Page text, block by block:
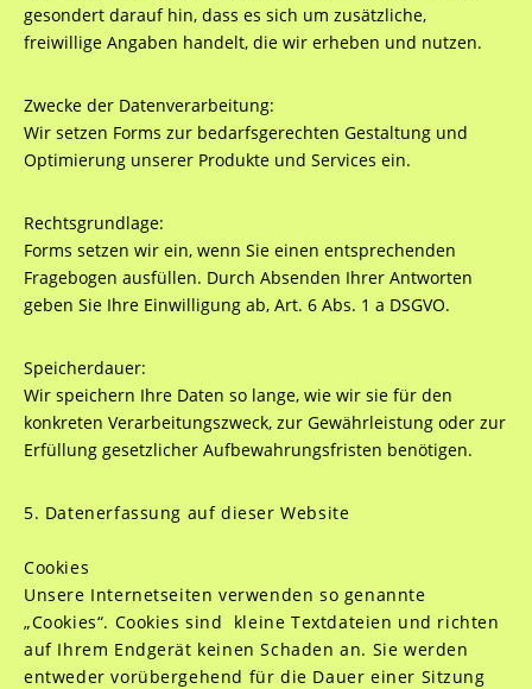
gesondert darauf hin, dass es sich um zusätzliche,
freiwillige Angaben handelt, die wir erheben und nutzen.
Zwecke der Datenverarbeitung:
Wir setzen Forms zur bedarfsgerechten Gestaltung und
Optimierung unserer Produkte und Services ein.
Rechtsgrundlage:
Forms setzen wir ein, wenn Sie einen entsprechenden
Fragebogen ausfüllen. Durch Absenden Ihrer Antworten
geben Sie Ihre Einwilligung ab, Art. 6 Abs. 1 a DSGVO.
Speicherdauer:
Wir speichern Ihre Daten so lange, wie wir sie für den
konkreten Verarbeitungszweck, zur Gewährleistung oder zur
Erfüllung gesetzlicher Aufbewahrungsfristen benötigen.
5. Datenerfassung auf dieser Website
Cookies
Unsere Internetseiten verwenden so genannte
„Cookies“. Cookies sind kleine Textdateien und richten
auf Ihrem Endgerät keinen Schaden an. Sie werden
entweder vorübergehend für die Dauer einer Sitzung